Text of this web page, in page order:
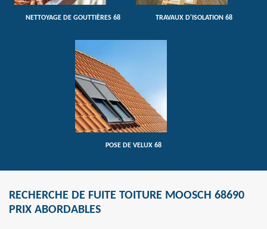
NETTOYAGE DE GOUTTIÈRES 68 TRAVAUX D'ISOLATION 68
POSE DE VELUX 68
RECHERCHE DE FUITE TOITURE MOOSCH 68690
PRIX ABORDABLES